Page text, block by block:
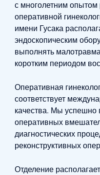
с многолетним
оперативной
имени Гусака
эндоскопическим
выполнять
коротким периодом
Оперативная
соответствует
качества. Мы
оперативных
диагностических
реконструктивных
Отделение